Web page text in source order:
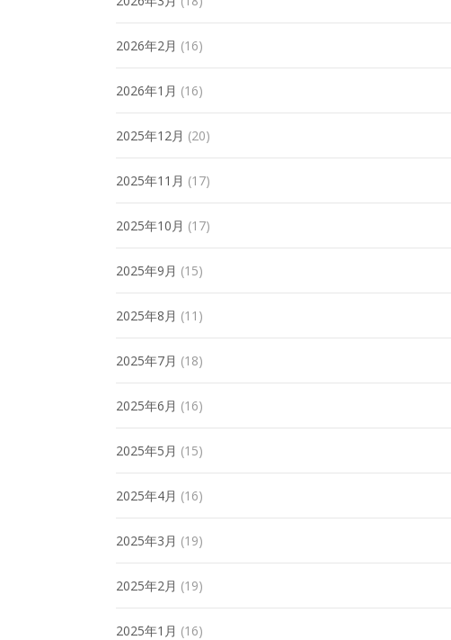
2026年2月 (16)
2026年1月 (16)
2025年12月 (20)
2025年11月 (17)
2025年10月 (17)
2025年9月 (15)
2025年8月 (11)
2025年7月 (18)
2025年6月 (16)
2025年5月 (15)
2025年4月 (16)
2025年3月 (19)
2025年2月 (19)
2025年1月 (16)